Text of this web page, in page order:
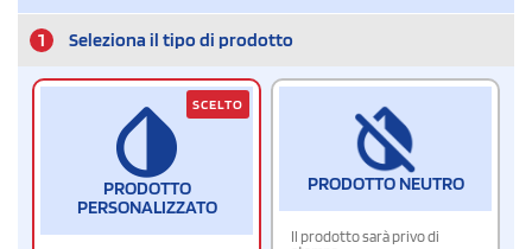
1 Seleziona il tipo di prodotto
PRODOTTO
PERSONALIZZATO
SCELTO
PRODOTTO NEUTRO
Il prodotto sarà privo di